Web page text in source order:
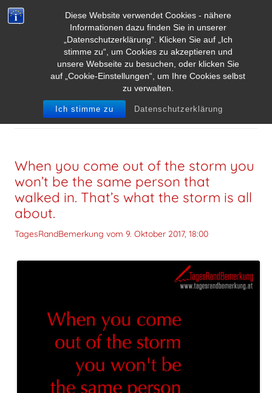
Diese Website verwendet Cookies - nähere
Informationen dazu finden Sie in unserer
„Datenschutzerklärung“. Klicken Sie auf „Ich
stimme zu“, um Cookies zu akzeptieren und
unsere Webseite zu besuchen, oder klicken Sie
auf „Cookie-Einstellungen“, um Ihre Cookies selbst
zu verwalten.
Ich stimme zu Datenschutzerklärung
SCHLAGWORT-ARCHIVE:HARUKI MURAKAMI
When you come out of the storm you
won’t be the same person that
walked in. That’s what the storm is all
about.
TagesRandBemerkung vom 9. Oktober 2017, 18:00